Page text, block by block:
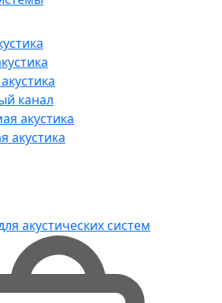
канал
акустика
акустика
акустических систем